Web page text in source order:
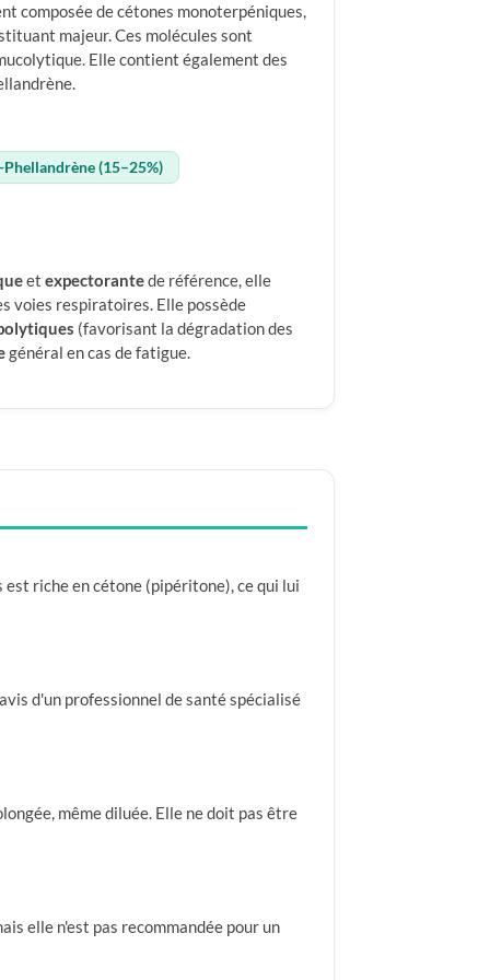
composée de cétones monoterpéniques,
majeur. Ces molécules sont
Elle contient également des
(15–25%)
et expectorantede référence, elle
voies respiratoires. Elle possède
(favorisant la dégradation des
général en cas de fatigue.
riche en cétone (pipéritone), ce qui lui
d'un professionnel de santé spécialisé
même diluée. Elle ne doit pas être
elle n'est pas recommandée pour un